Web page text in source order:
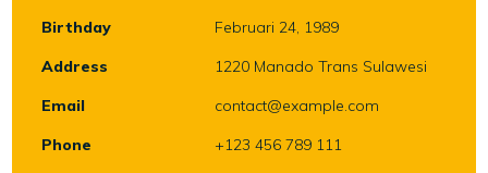
Birthday
Februari 24, 1989
Address
1220 Manado Trans Sulawesi
Email
contact@example.com
Phone
+123 456 789 111